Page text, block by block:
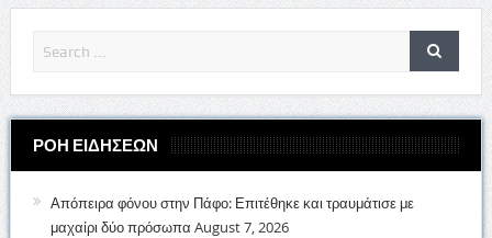
ΡΟΗ ΕΙΔΗΣΕΩΝ
Απόπειρα φόνου στην Πάφο: Επιτέθηκε και τραυμάτισε με
μαχαίρι δύο πρόσωπα August 7, 2026